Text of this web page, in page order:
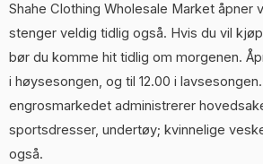
Shahe Clothing Wholesale Market åpner
stenger veldig tidlig også. Hvis du vil
bør du komme hit tidlig om morgenen.
i høysesongen, og til 12.00 i
engrosmarkedet administrerer
sportsdresser, undertøy; kvinnelige
også.